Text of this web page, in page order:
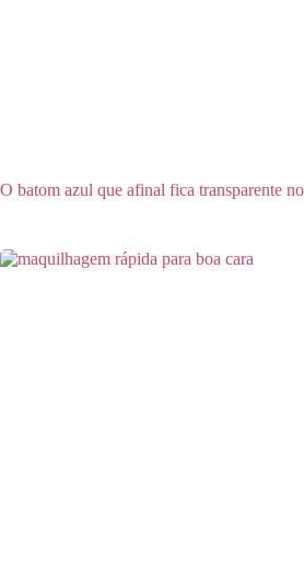
O batom azul que afinal fica transparente